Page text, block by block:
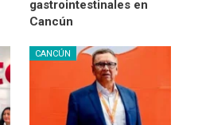
gastrointestinales en
Cancún
CANCÚN